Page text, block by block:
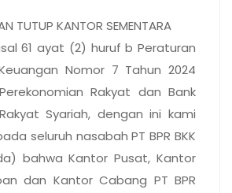
TUTUP KANTOR SEMENTARA
61 ayat (2) huruf b Peraturan
Nomor 7 Tahun 2024
Rakyat dan Bank
Syariah, dengan ini kami
seluruh nasabah PT BPR BKK
bahwa Kantor Pusat, Kantor
dan Kantor Cabang PT BPR